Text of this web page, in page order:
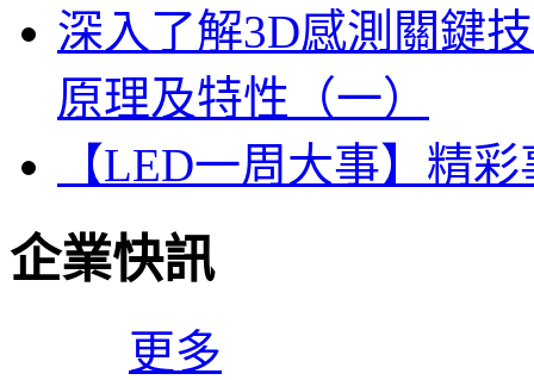
深入了解3D感測關鍵
原理及特性（一）
【LED一周大事】精
企業快訊
更多